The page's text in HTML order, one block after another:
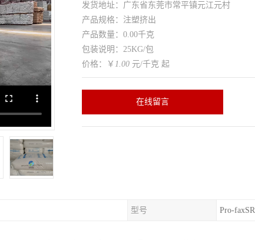
发货地址：广东省东莞市常平镇元江元村
产品规格：注塑挤出
产品数量：0.00千克
包装说明：25KG/包
价格：￥ 1.00 元/千克 起
在线留言
型号 Pro-